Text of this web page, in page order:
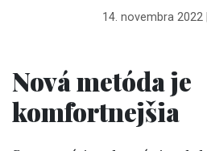
14. novembra 2022|
Nová metóda je
komfortnejšia